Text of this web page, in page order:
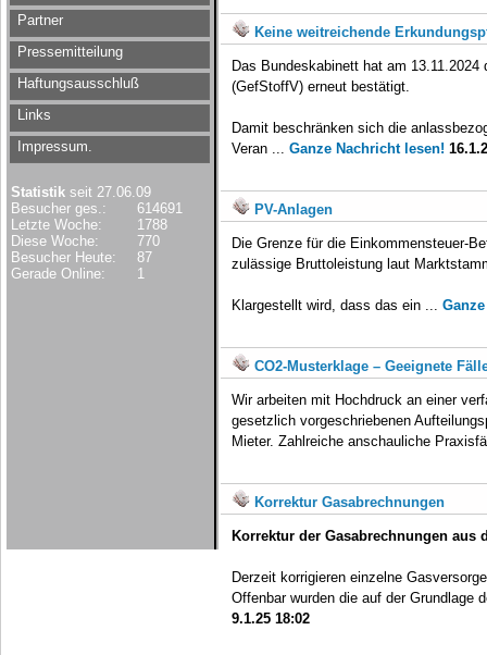
Partner
Pressemitteilung
Haftungsausschluß
Links
Impressum.
Statistik seit 27.06.09
Besucher ges.:
614691
Letzte Woche:
1788
Diese Woche:
770
Besucher Heute:
87
Gerade Online:
1
Keine weitreichende
Das Bundeskabinett hat am
(GefStoffV) erneut bestätigt.
Damit beschränken sich die
Veran ... Ganze Nachricht lesen!
PV-Anlagen
Die Grenze für die Einkommensteuer-
zulässige Bruttoleistung laut
Klargestellt wird, dass das ein ...
CO2-Musterklage – Geeignete
Wir arbeiten mit Hochdruck an einer
gesetzlich vorgeschriebenen
Mieter. Zahlreiche anschauliche
Korrektur Gasabrechnungen
Korrektur der Gasabrechnungen aus
Derzeit korrigieren einzelne
Offenbar wurden die auf der Grundlage
9.1.25 18:02